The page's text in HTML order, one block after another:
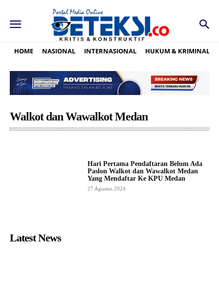
HOME NASIONAL INTERNASIONAL HUKUM & KRIMINAL
Walkot dan Wawalkot Medan
Hari Pertama Pendaftaran Belum Ada
Paslon Walkot dan Wawalkot Medan
Yang Mendaftar Ke KPU Medan
27 Agustus 2024
Latest News